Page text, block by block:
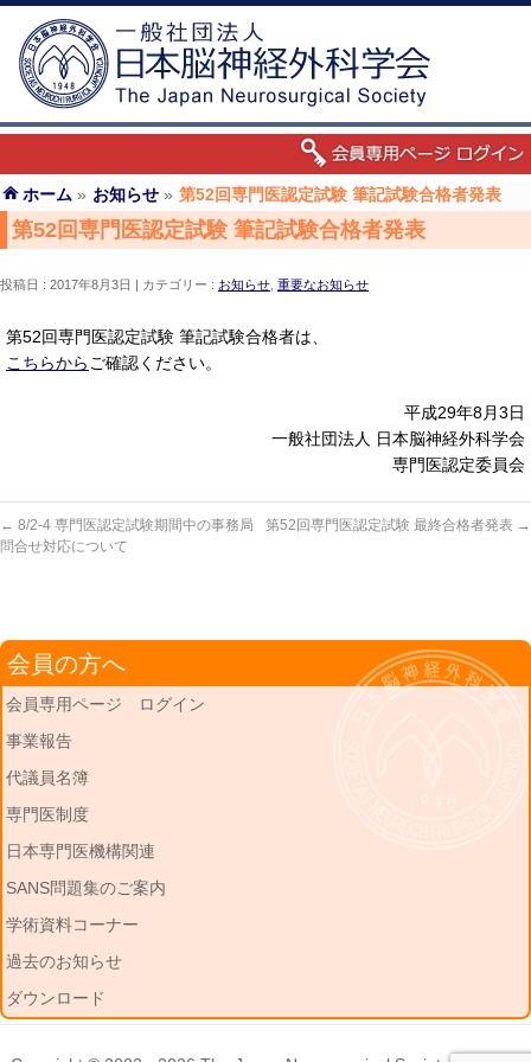
ホーム » お知らせ » 第52回専門医認定試験 筆記試験合格者発表
第52回専門医認定試験 筆記試験合格者発表
投稿日 : 2017年8月3日 カテゴリー : お知らせ 重要なお知らせ
第52回専門医認定試験 筆記試験合格者は、
こちらから ご確認ください。
平成29年8月3日
一般社団法人 日本脳神経外科学会
専門医認定委員会
← 8/2-4 専門医認定試験期間中の事務局
問合せ対応について
第52回専門医認定試験 最終合格者発表 →
会員の方へ
会員専用ページ ログイン
事業報告
代議員名簿
専門医制度
日本専門医機構関連
SANS問題集のご案内
学術資料コーナー
過去のお知らせ
ダウンロード